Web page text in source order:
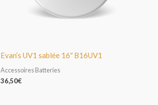
Evan’s UV1 sablée 16″ B16UV1
Accessoires Batteries
36,50€